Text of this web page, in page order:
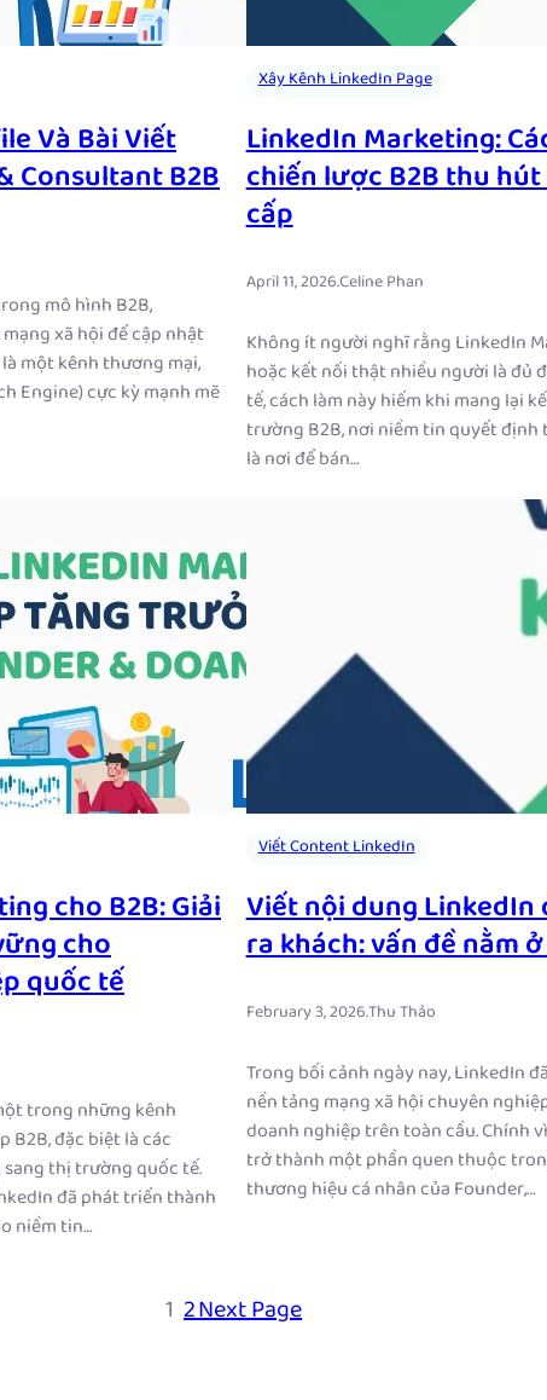
Và Bài Viết
Consultant B2B
mô hình B2B,
xã hội để cập nhật
một kênh thương mại,
Engine) cực kỳ mạnh mẽ
Xây Kênh LinkedIn Page
LinkedIn Marketing:
chiến lược B2B thu
cấp
April 11, 2026.Celine Phan
Không ít người nghĩ rằng LinkedIn
hoặc kết nối thật nhiều người là đủ
tế, cách làm này hiếm khi mang lại
trường B2B, nơi niềm tin quyết định
là nơi để bán…
cho B2B: Giải
cho
quốc tế
trong những kênh
đặc biệt là các
sang thị trường quốc tế.
đã phát triển thành
niềm tin…
Viết Content LinkedIn
Viết nội dung
ra khách: vấn đề nằm
February 3, 2026.Thu Thảo
Trong bối cảnh ngày nay, LinkedIn
nền tảng mạng xã hội chuyên
doanh nghiệp trên toàn cầu. Chính
trở thành một phần quen thuộc
thương hiệu cá nhân của Founder,…
1 2Next Page